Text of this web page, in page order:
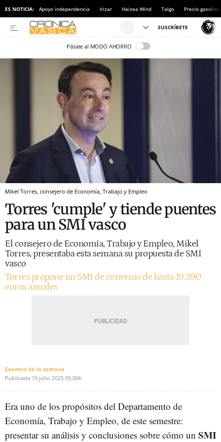
ES NOTICIA: Apoyo independencia Irizar Haizea Wind Talgo Precio gasolina
Pásate al MODO AHORRO
Mikel Torres, consejero de Economía, Trabajo y Empleo
Torres 'cumple' y tiende puentes
para un SMI vasco
El consejero de Economía, Trabajo y Empleo, Mikel
Torres, presentaba esta semana su propuesta de SMI
vasco
Torres propone un SMI de convenio de hasta 19.390
euros anuales
Examen de la semana
Publicada 19 julio 2025 05:00h
Era uno de los propósitos del Departamento de
Economía, Trabajo y Empleo, de este semestre:
presentar su análisis y conclusiones sobre cómo un SMI